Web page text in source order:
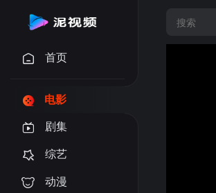
首页
电影
剧集
综艺
动漫